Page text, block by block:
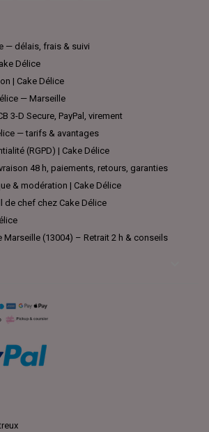
— délais, frais & suivi
Délice
| Cake Délice
— Marseille
3-D Secure, PayPal, virement
— tarifs & avantages
(RGPD) | Cake Délice
48 h, paiements, retours, garanties
& modération | Cake Délice
de chef chez Cake Délice
Marseille (13004) – Retrait 2 h & conseils